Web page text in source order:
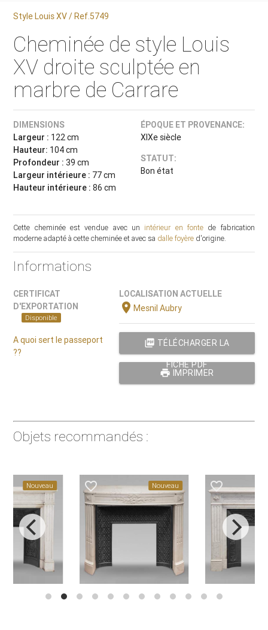
Style Louis XV / Ref.5749
Cheminée de style Louis
XV droite sculptée en
marbre de Carrare
DIMENSIONS
Largeur : 122 cm
Hauteur: 104 cm
Profondeur : 39 cm
Largeur intérieure : 77 cm
Hauteur intérieure :86 cm
ÉPOQUE ET PROVENANCE:
XIXe siècle
STATUT:
Bon état
Cette cheminée est vendue avec un intérieur en fontede fabrication
moderne adapté à cette cheminée et avec sa dalle foyère d'origine.
Informations
CERTIFICAT
D'EXPORTATION
Disponible
A quoi sert le passeport
??
LOCALISATION ACTUELLE
location_onMesnil Aubry
picture_as_pdf TÉLÉCHARGER LA
FICHE PDF
print IMPRIMER
Objets recommandés :
favorite_border Nouveau favorite_border Nouveau